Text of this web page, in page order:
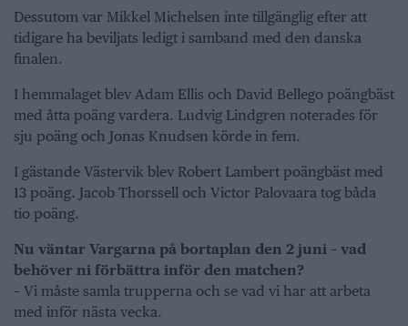
Dessutom var Mikkel Michelsen inte tillgänglig efter att
tidigare ha beviljats ledigt i samband med den danska
finalen.
I hemmalaget blev Adam Ellis och David Bellego poängbäst
med åtta poäng vardera. Ludvig Lindgren noterades för
sju poäng och Jonas Knudsen körde in fem.
I gästande Västervik blev Robert Lambert poängbäst med
13 poäng. Jacob Thorssell och Victor Palovaara tog båda
tio poäng.
Nu väntar Vargarna på bortaplan den 2 juni – vad
behöver ni förbättra inför den matchen?
– Vi måste samla trupperna och se vad vi har att arbeta
med inför nästa vecka.